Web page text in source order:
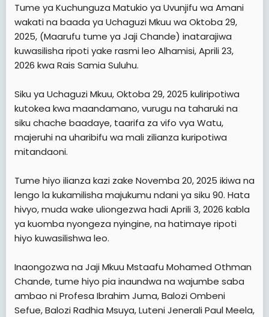
Tume ya Kuchunguza Matukio ya Uvunjifu wa Amani
wakati na baada ya Uchaguzi Mkuu wa Oktoba 29,
2025, (Maarufu tume ya Jaji Chande) inatarajiwa
kuwasilisha ripoti yake rasmi leo Alhamisi, Aprili 23,
2026 kwa Rais Samia Suluhu.
Siku ya Uchaguzi Mkuu, Oktoba 29, 2025 kuliripotiwa
kutokea kwa maandamano, vurugu na taharuki na
siku chache baadaye, taarifa za vifo vya Watu,
majeruhi na uharibifu wa mali zilianza kuripotiwa
mitandaoni.
Tume hiyo ilianza kazi zake Novemba 20, 2025 ikiwa na
lengo la kukamilisha majukumu ndani ya siku 90. Hata
hivyo, muda wake uliongezwa hadi Aprili 3, 2026 kabla
ya kuomba nyongeza nyingine, na hatimaye ripoti
hiyo kuwasilishwa leo.
Inaongozwa na Jaji Mkuu Mstaafu Mohamed Othman
Chande, tume hiyo pia inaundwa na wajumbe saba
ambao ni Profesa Ibrahim Juma, Balozi Ombeni
Sefue, Balozi Radhia Msuya, Luteni Jenerali Paul Meela,